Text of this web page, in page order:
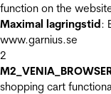
function on the
Maximal lagringstid:
www.garnius.se
2
shopping cart